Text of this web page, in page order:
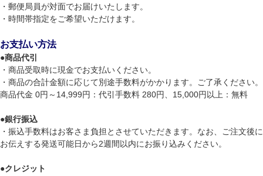
・郵便局員が対面でお届けいたします。
・時間帯指定をご希望いただけます。
お支払い方法
●商品代引
・商品受取時に現金でお支払いください。
・商品の合計金額に応じて別途手数料がかかります。ご了承ください。
商品代金 0円～14,999円：代引手数料 280円、15,000円以上：無料
●銀行振込
・振込手数料はお客さま負担とさせていただきます。なお、ご注文後に
お伝えする発送可能日から2週間以内にお振り込みください。
●クレジット